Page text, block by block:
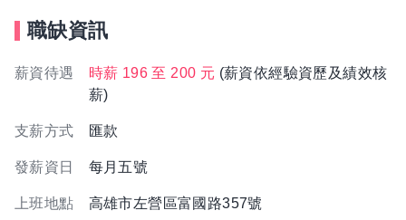
職缺資訊
薪資待遇 時薪 196 至 200 元 (薪資依經驗資歷及績效核
薪)
支薪方式 匯款
發薪資日 每月五號
上班地點 高雄市左營區富國路357號